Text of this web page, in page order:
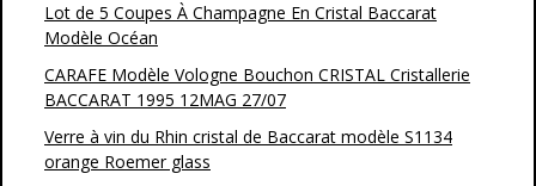
Lot de 5 Coupes À Champagne En Cristal Baccarat
Modèle Océan
CARAFE Modèle Vologne Bouchon CRISTAL Cristallerie
BACCARAT 1995 12MAG 27/07
Verre à vin du Rhin cristal de Baccarat modèle S1134
orange Roemer glass